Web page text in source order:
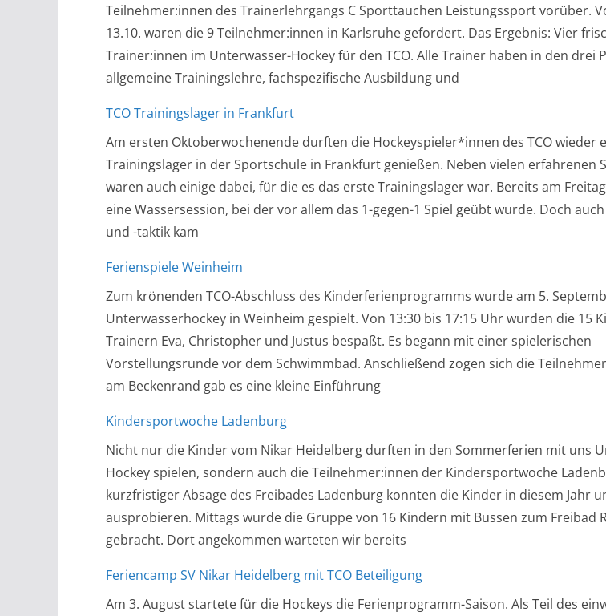
Teilnehmer:innen des Trainerlehrgangs C Sporttauchen Leistungssport vorüber.
13.10. waren die 9 Teilnehmer:innen in Karlsruhe gefordert. Das Ergebnis: Vier
Trainer:innen im Unterwasser-Hockey für den TCO. Alle Trainer haben in den drei
allgemeine Trainingslehre, fachspezifische Ausbildung und
TCO Trainingslager in Frankfurt
Am ersten Oktoberwochenende durften die Hockeyspieler*innen des TCO wieder
Trainingslager in der Sportschule in Frankfurt genießen. Neben vielen erfahrenen
waren auch einige dabei, für die es das erste Trainingslager war. Bereits am
eine Wassersession, bei der vor allem das 1-gegen-1 Spiel geübt wurde. Doch
und -taktik kam
Ferienspiele Weinheim
Zum krönenden TCO-Abschluss des Kinderferienprogramms wurde am 5.
Unterwasserhockey in Weinheim gespielt. Von 13:30 bis 17:15 Uhr wurden die 15
Trainern Eva, Christopher und Justus bespaßt. Es begann mit einer spielerischen
Vorstellungsrunde vor dem Schwimmbad. Anschließend zogen sich die
am Beckenrand gab es eine kleine Einführung
Kindersportwoche Ladenburg
Nicht nur die Kinder vom Nikar Heidelberg durften in den Sommerferien mit uns
Hockey spielen, sondern auch die Teilnehmer:innen der Kindersportwoche
kurzfristiger Absage des Freibades Ladenburg konnten die Kinder in diesem Jahr
ausprobieren. Mittags wurde die Gruppe von 16 Kindern mit Bussen zum Freibad
gebracht. Dort angekommen warteten wir bereits
Feriencamp SV Nikar Heidelberg mit TCO Beteiligung
Am 3. August startete für die Hockeys die Ferienprogramm-Saison. Als Teil des